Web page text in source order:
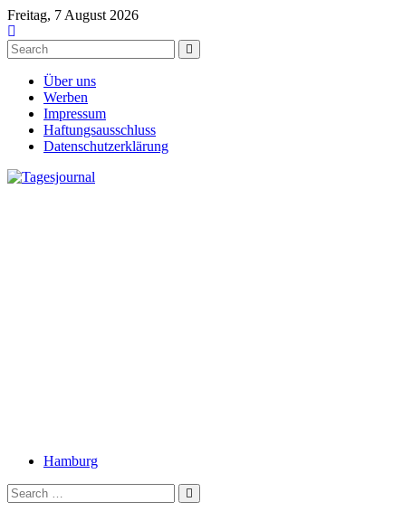
Freitag, 7 August 2026
Über uns
Werben
Impressum
Haftungsausschluss
Datenschutzerklärung
Hamburg